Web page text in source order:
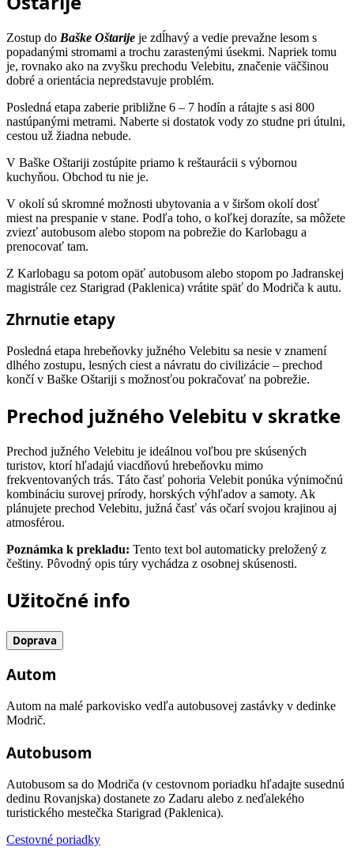
Zostup do Baške Oštarije je zdĺhavý a vedie prevažne lesom s
popadanými stromami a trochu zarastenými úsekmi. Napriek tomu
je, rovnako ako na zvyšku prechodu Velebitu, značenie väčšinou
dobré a orientácia nepredstavuje problém.
Posledná etapa zaberie približne 6 – 7 hodín a rátajte s asi 800
nastúpanými metrami. Naberte si dostatok vody zo studne pri útulni,
cestou už žiadna nebude.
V Baške Oštariji zostúpite priamo k reštaurácii s výbornou
kuchyňou. Obchod tu nie je.
V okolí sú skromné možnosti ubytovania a v širšom okolí dosť
miest na prespanie v stane. Podľa toho, o koľkej dorazíte, sa môžete
zviezť autobusom alebo stopom na pobrežie do Karlobagu a
prenocovať tam.
Z Karlobagu sa potom opäť autobusom alebo stopom po Jadranskej
magistrále cez Starigrad (Paklenica) vrátite späť do Modriča k autu.
Zhrnutie etapy
Posledná etapa hrebeňovky južného Velebitu sa nesie v znamení
dlhého zostupu, lesných ciest a návratu do civilizácie – prechod
končí v Baške Oštariji s možnosťou pokračovať na pobrežie.
Prechod južného Velebitu v skratke
Prechod južného Velebitu je ideálnou voľbou pre skúsených
turistov, ktorí hľadajú viacdňovú hrebeňovku mimo
frekventovaných trás. Táto časť pohoria Velebit ponúka výnimočnú
kombináciu surovej prírody, horských výhľadov a samoty. Ak
plánujete prechod Velebitu, južná časť vás očarí svojou krajinou aj
atmosférou.
Poznámka k prekladu: Tento text bol automaticky preložený z
češtiny. Pôvodný opis túry vychádza z osobnej skúsenosti.
Užitočné info
Doprava
Autom
Autom na malé parkovisko vedľa autobusovej zastávky v dedinke
Modrič.
Autobusom
Autobusom sa do Modriča (v cestovnom poriadku hľadajte susednú
dedinu Rovanjska) dostanete zo Zadaru alebo z neďalekého
turistického mestečka Starigrad (Paklenica).
Cestovné poriadky